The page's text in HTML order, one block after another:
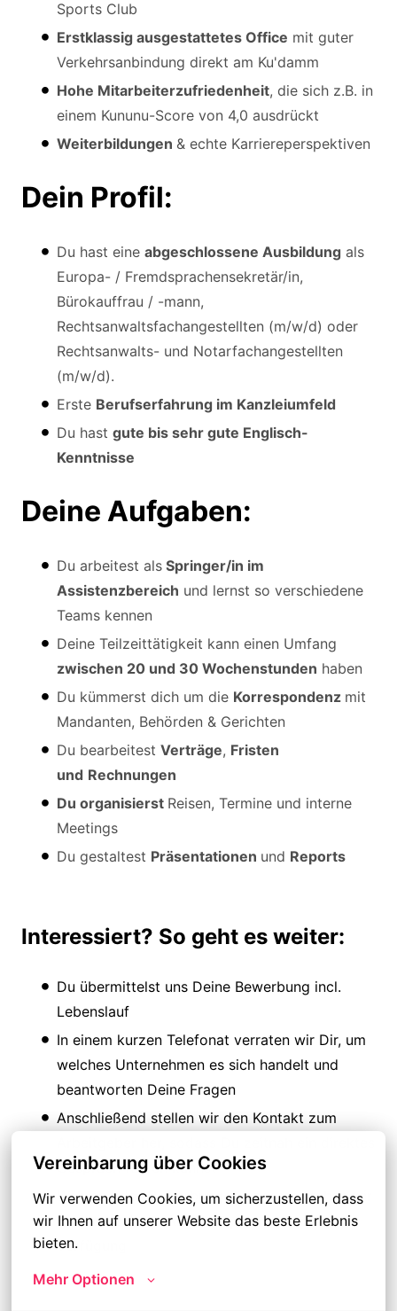
Vereinbarung über Cookies
Wir verwenden Cookies, um sicherzustellen, dass
wir Ihnen auf unserer Website das beste Erlebnis
bieten.
Mehr Optionen
Sports Club
Erstklassig ausgestattetes Office mit guter
Verkehrsanbindung direkt am Ku'damm
Hohe Mitarbeiterzufriedenheit, die sich z.B. in
einem Kununu-Score von 4,0 ausdrückt
Weiterbildungen & echte Karriereperspektiven
Dein Profil:
Du hast eine abgeschlossene Ausbildung als
Europa- / Fremdsprachensekretär/in,
Bürokauffrau / -mann,
Rechtsanwaltsfachangestellten (m/w/d) oder
Rechtsanwalts- und Notarfachangestellten
(m/w/d).
Erste Berufserfahrung im Kanzleiumfeld
Du hast gute bis sehr gute Englisch-
Kenntnisse
Deine Aufgaben:
Du arbeitest als Springer/in im
Assistenzbereich und lernst so verschiedene
Teams kennen
Deine Teilzeittätigkeit kann einen Umfang
zwischen 20 und 30 Wochenstunden haben
Du kümmerst dich um die Korrespondenz mit
Mandanten, Behörden & Gerichten
Du bearbeitest Verträge, Fristen
und Rechnungen
Du organisierst Reisen, Termine und interne
Meetings
Du gestaltest Präsentationen und Reports
Interessiert? So geht es weiter:
Du übermittelst uns Deine Bewerbung incl.
Lebenslauf
In einem kurzen Telefonat verraten wir Dir, um
welches Unternehmen es sich handelt und
beantworten Deine Fragen
Anschließend stellen wir den Kontakt zum
Gespräch führen kannst
Während des Bewerbungsprozesses stehen wir
Dir jederzeit als Ansprechpartner zur
Verfügung